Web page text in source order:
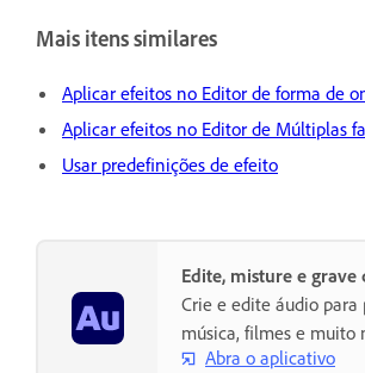
Mais itens similares
Aplicar efeitos no Editor de forma de
Aplicar efeitos no Editor de Múltiplas
Usar predefinições de efeito
Edite, misture e
Crie e edite áudio para
música, filmes e muito
Abra o aplicativo